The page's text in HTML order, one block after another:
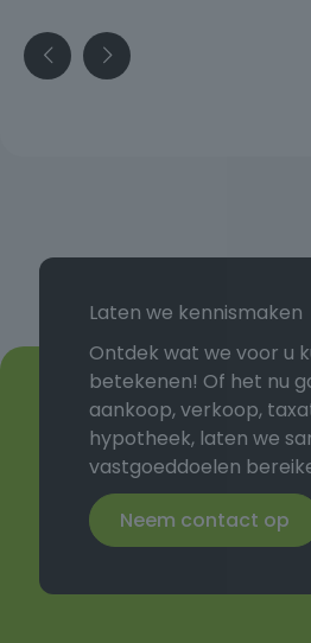
Laten we kennismaken
Ontdek wat we voor u
betekenen! Of het nu
aankoop, verkoop,
hypotheek, laten we
vastgoeddoelen
Neem contact op